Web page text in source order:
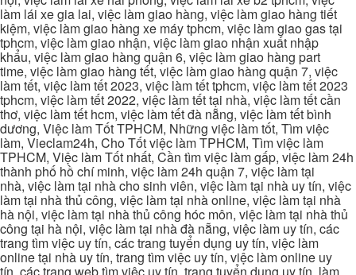
làm lái xe gia lai, việc làm giao hàng, việc làm giao hàng tiết
kiệm, việc làm giao hàng xe máy tphcm, việc làm giao gas tại
tphcm, việc làm giao nhận, việc làm giao nhận xuất nhập
khẩu, việc làm giao hàng quận 6, việc làm giao hàng part
time, việc làm giao hàng tết, việc làm giao hàng quận 7, việc
làm tết, việc làm tết 2023, việc làm tết tphcm, việc làm tết 2023
tphcm, việc làm tết 2022, việc làm tết tại nhà, việc làm tết cần
thơ, việc làm tết hcm, việc làm tết đà nẵng, việc làm tết bình
dương, Việc làm Tốt TPHCM, Những việc làm tốt, Tìm việc
làm, Vieclam24h, Cho Tốt việc làm TPHCM, Tìm việc làm
TPHCM, Việc làm Tốt nhất, Cần tìm việc làm gấp, việc làm 24h
thành phố hồ chí minh, việc làm 24h quận 7, việc làm tại
nhà, việc làm tại nhà cho sinh viên, việc làm tại nhà uy tín, việc
làm tại nhà thủ công, việc làm tại nhà online, việc làm tại nhà
hà nội, việc làm tại nhà thủ công hóc môn, việc làm tại nhà thủ
công tại hà nội, việc làm tại nhà đà nẵng, việc làm uy tín, các
trang tìm việc uy tín, các trang tuyển dụng uy tín, việc làm
online tại nhà uy tín, trang tìm việc uy tín, việc làm online uy
tín, các trang web tìm việc uy tín, trang tuyển dụng uy tín, làm